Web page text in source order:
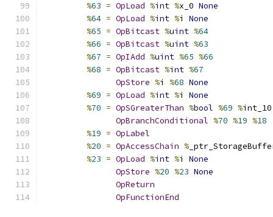
%63 = OpLoad %int %x_0 None
%64 = OpLoad %int %i None
%65 = OpBitcast %uint %64
%66 = OpBitcast %uint %63
%67 = OpIAdd %uint %65 %66
%68 = OpBitcast %int %67
OpStore %i %68 None
%69 = OpLoad %int %i None
%70 = OpSGreaterThan %bool %69 %int_10
OpBranchConditional %70 %19 %18
%19 = OpLabel
%20 = OpAccessChain %
%23 = OpLoad %int %i None
OpStore %20 %23 None
OpReturn
OpFunctionEnd